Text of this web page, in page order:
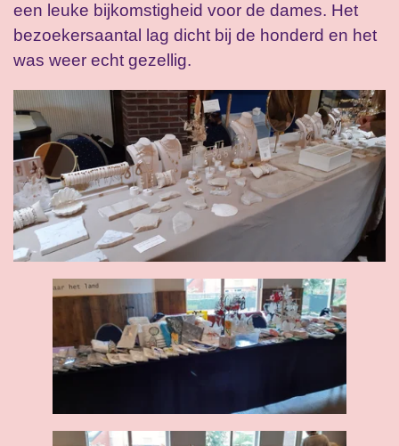
een leuke bijkomstigheid voor de dames. Het
bezoekersaantal lag dicht bij de honderd en het
was weer echt gezellig.